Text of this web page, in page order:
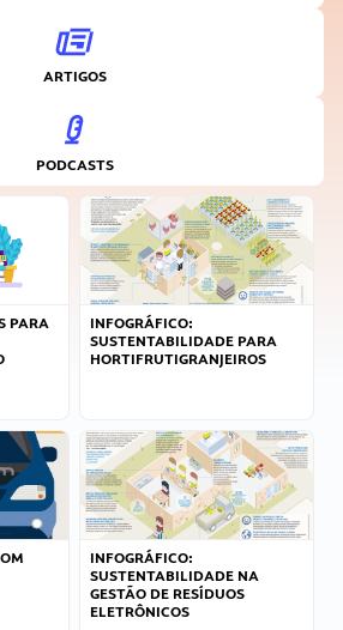
ARTIGOS
PODCASTS
PARA
INFOGRÁFICO:
SUSTENTABILIDADE PARA
HORTIFRUTIGRANJEIROS
INFOGRÁFICO:
SUSTENTABILIDADE NA
GESTÃO DE RESÍDUOS
ELETRÔNICOS